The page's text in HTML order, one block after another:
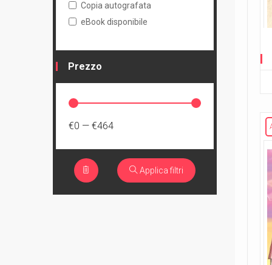
Copia autografata
eBook disponibile
Prezzo
€0 — €464
Applica filtri